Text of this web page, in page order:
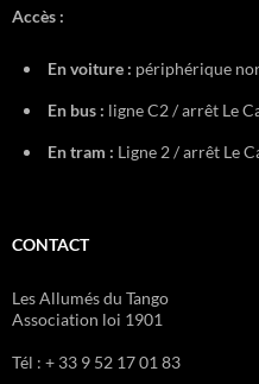
Accès :
En voiture : périphérique
En bus : ligne C2 / arrêt Le
En tram : Ligne 2 / arrêt Le
CONTACT
Les Allumés du Tango
Association loi 1901
Tél : + 33 9 52 17 01 83